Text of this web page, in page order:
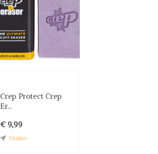
Crep Protect Crep
Er...
€ 9,99
Online